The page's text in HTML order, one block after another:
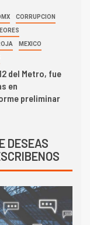
CORRUPCION
MEXICO
del Metro, fue
en
preliminar
DESEAS